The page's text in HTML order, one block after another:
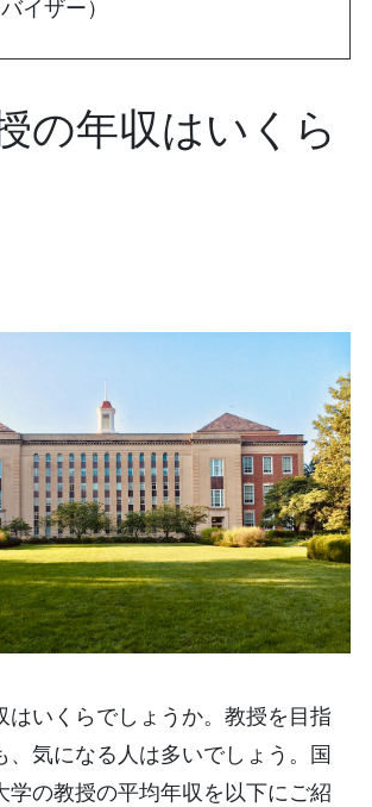
イザー）
の年収はいくら
はいくらでしょうか。教授を目指
、気になる人は多いでしょう。国
学の教授の平均年収を以下にご紹